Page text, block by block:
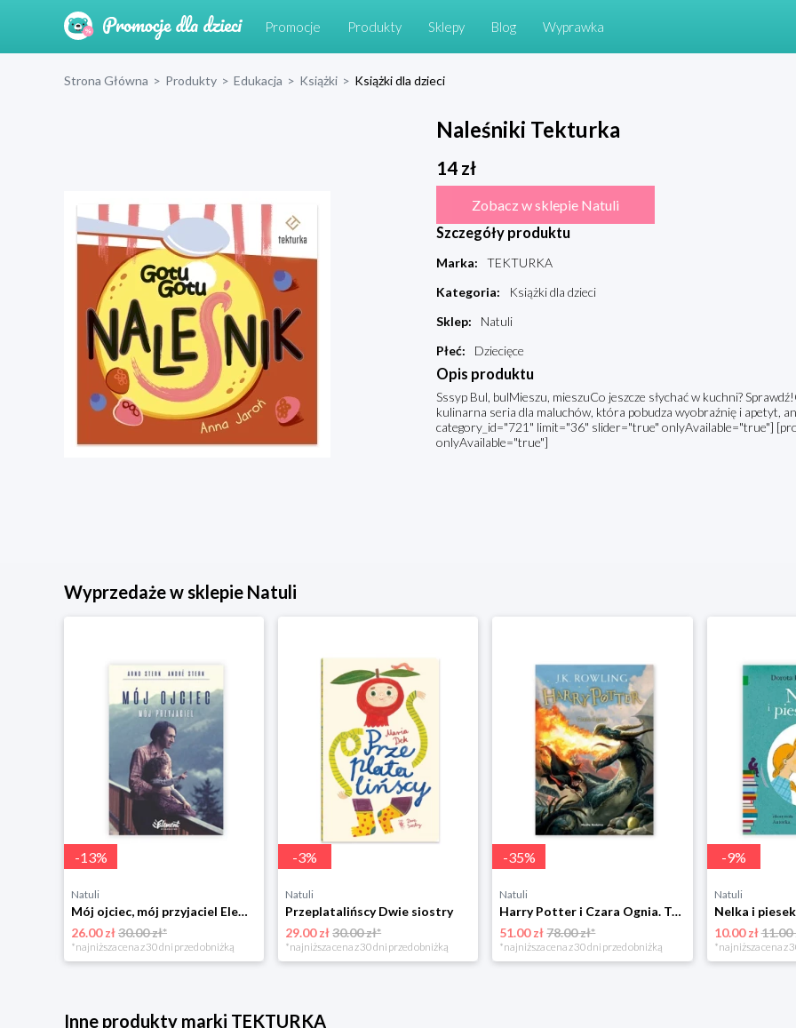
Promocje Produkty Sklepy Blog Wyprawka
Strona Główna > Produkty > Edukacja > Książki > Książki dla dzieci
Naleśniki Tekturka
14zł
Zobacz w sklepie Natuli
Szczegóły produktu
Marka:
TEKTURKA
Kategoria:
Książki dla dzieci
Sklep:
Natuli
Płeć: Dziecięce
Opis produktu
Sssyp Bul, bulMieszu, mieszuCo jeszcze słychać w kuchni?
kulinarna seria dla maluchów, która pobudza wyobraźnię i apetyt,
category_id="721" limit="36" slider="true" onlyAvailable="true"]
onlyAvailable="true"]
Wyprzedaże w sklepie Natuli
-13%
Natuli
Mój ojciec, mój przyjaciel Element
26.00 zł30.00 zł*
*najniższa cena z 30 dni przed obniżką
-3%
Natuli
Przeplatalińscy Dwie siostry
29.00 zł30.00 zł*
*najniższa cena z 30 dni przed obniżką
-35%
Natuli
Harry Potter i Czara Ognia. Tom 4 Media rodzina
51.00 zł78.00 zł*
*najniższa cena z 30 dni przed obniżką
-9%
Natuli
10.00 zł11.00
*najniższa cena z
Inne produkty marki TEKTURKA